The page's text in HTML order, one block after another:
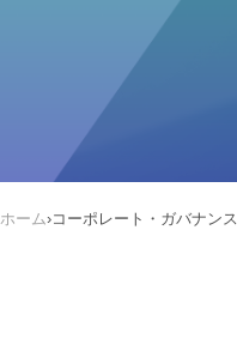
ホーム›コーポレート・ガバナンス